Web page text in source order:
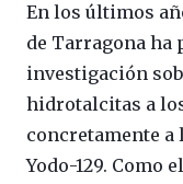
En los últimos
de Tarragona ha
investigación
hidrotalcitas a
concretamente a
Yodo-129. Como